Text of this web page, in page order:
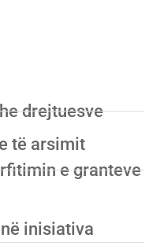
drejtuesve
të arsimit
e granteve
inisiativa